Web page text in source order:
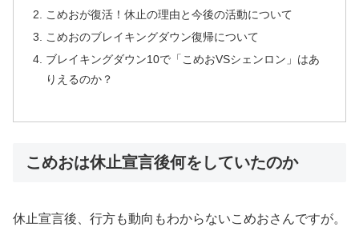
こめおが復活！休止の理由と今後の活動について
こめおのブレイキングダウン復帰について
ブレイキングダウン10で「こめおVSシェンロン」はあ
りえるのか？
こめおは休止宣言後何をしていたのか
休止宣言後、行方も動向もわからないこめおさんですが。